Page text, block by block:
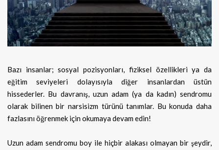
Bazı insanlar; sosyal pozisyonları, fiziksel özellikleri ya da
eğitim seviyeleri dolayısıyla diğer insanlardan üstün
hissederler. Bu davranış, uzun adam (ya da kadın) sendromu
olarak bilinen bir narsisizm türünü tanımlar. Bu konuda daha
fazlasını öğrenmek için okumaya devam edin!
Uzun adam sendromu boy ile hiçbir alakası olmayan bir şeydir,